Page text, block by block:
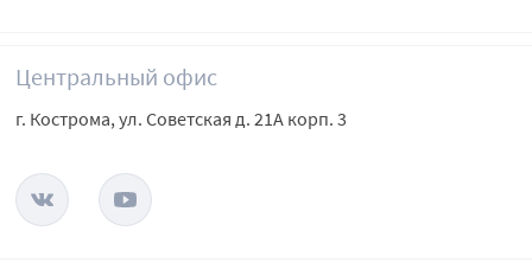
Центральный офис
г. Кострома, ул. Советская д. 21А корп. 3